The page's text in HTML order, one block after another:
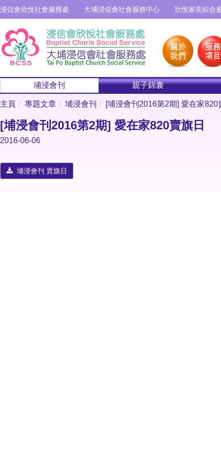
浸信會欣悅社會服務處 大埔浸信會社會服務中心 欣悅家長綜合
埔浸會刊 親子錦囊
主頁 專題文章 埔浸會刊 [埔浸會刊2016第2期] 愛在家820
[埔浸會刊2016第2期] 愛在家820賣旗日
2016-06-06
埔浸會刊 賣旗日